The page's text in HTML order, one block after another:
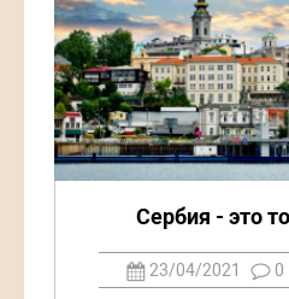
Сербия - это
23/04/2021 0